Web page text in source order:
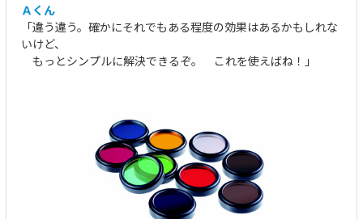
Ａくん
「違う違う。確かにそれでもある程度の効果はあるかもしれな
いけど、
もっとシンプルに解決できるぞ。 これを使えばね！」